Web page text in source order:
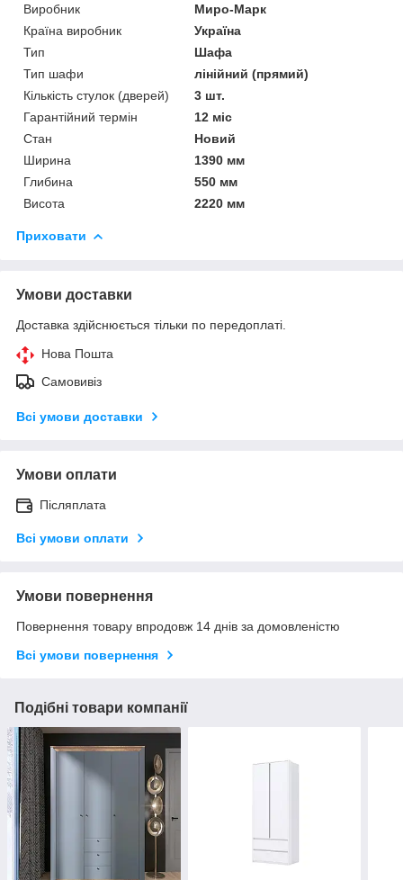
Виробник
Миро-Марк
Країна виробник
Україна
Тип
Шафа
Тип шафи
лінійний (прямий)
Кількість стулок (дверей)
3 шт.
Гарантійний термін
12 міс
Стан
Новий
Ширина
1390 мм
Глибина
550 мм
Висота
2220 мм
Приховати
Умови доставки
Доставка здійснюється тільки по передоплаті.
Нова Пошта
Самовивіз
Всі умови доставки
Умови оплати
Післяплата
Всі умови оплати
Умови повернення
Повернення товару впродовж 14 днів за домовленістю
Всі умови повернення
Подібні товари компанії